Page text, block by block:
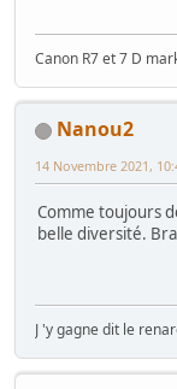
Canon R7 et 7 D
Nanou2
14 Novembre 2021,
Comme toujours
belle diversité.
J 'y gagne dit le